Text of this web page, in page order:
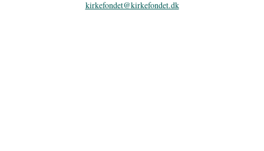
kirkefondet@kirkefondet.dk